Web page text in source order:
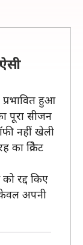
हुआ
पूरा सीजन
नहीं खेली
क्रिकेट
रद्द किए
अपनी